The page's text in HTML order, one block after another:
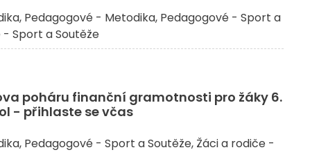
Pedagogové - Metodika Pedagogové - Sport a
- Sport a Soutěže
poháru finanční gramotnosti pro žáky 6.
- přihlaste se včas
Pedagogové - Sport a Soutěže Žáci a rodiče -